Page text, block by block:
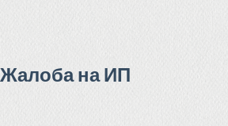
Жалоба на ИП